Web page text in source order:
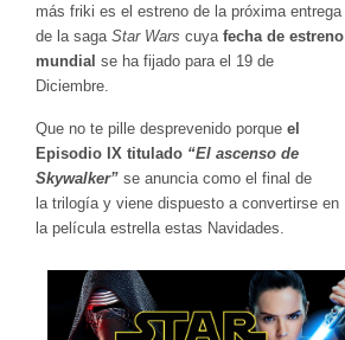
más friki es el estreno de la próxima entrega
de la saga Star Wars cuya fecha de estreno
mundial se ha fijado para el 19 de
Diciembre.
Que no te pille desprevenido porque el
Episodio IX titulado “El ascenso de
Skywalker” se anuncia como el final de
la trilogía y viene dispuesto a convertirse en
la película estrella estas Navidades.